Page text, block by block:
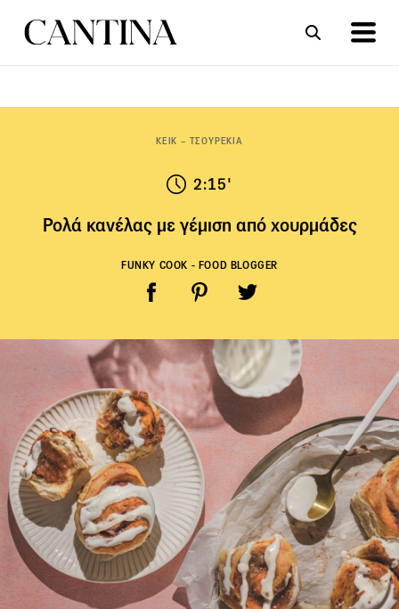
ΚΕΙΚ – ΤΣΟΥΡΕΚΙΑ
2:15'
Ρολά κανέλας με γέμιση από χουρμάδες
FUNKY COOK - FOOD BLOGGER